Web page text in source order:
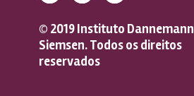
© 2019 Instituto Dannemann
Siemsen. Todos os direitos
reservados